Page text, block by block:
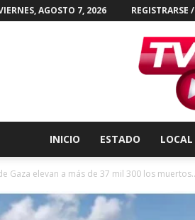
AGOSTO 7, 2026 REGISTRARSE
INICIO ESTADO LOCAL
Gaza elevan a más de 37 mil 300 los